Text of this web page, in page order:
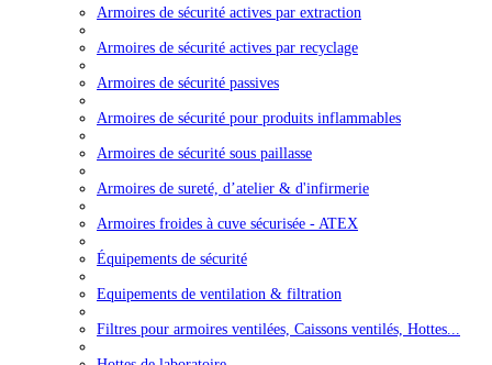
Armoires de sécurité actives par extraction
Armoires de sécurité actives par recyclage
Armoires de sécurité passives
Armoires de sécurité pour produits inflammables
Armoires de sécurité sous paillasse
Armoires de sureté, d’atelier & d'infirmerie
Armoires froides à cuve sécurisée - ATEX
Équipements de sécurité
Equipements de ventilation & filtration
Filtres pour armoires ventilées, Caissons ventilés, Hottes...